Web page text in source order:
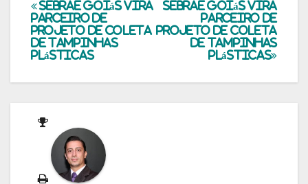
Navegação
de
Sebrae Goiás vira
parceiro de
projeto de coleta
de tampinhas
plásticas
Sebrae Goiás vira
parceiro de
projeto de coleta
de tampinhas
plásticas